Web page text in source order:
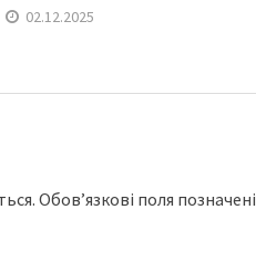
02.12.2025
Обов’язкові поля позначені